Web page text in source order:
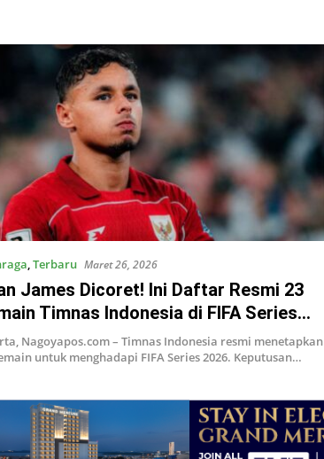
,Terbaru Maret 26, 2026
James Dicoret! Ini Daftar Resmi 23
Timnas Indonesia di FIFA Series
Nagoyapos.com – Timnas Indonesia resmi menetapkan
untuk menghadapi FIFA Series 2026. Keputusan…